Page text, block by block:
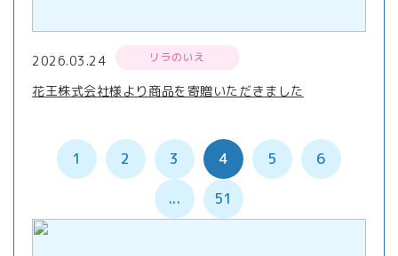
2026.03.24 リラのいえ
花王株式会社様より商品を寄贈いただきました
1 2 3 4 5 6
... 51